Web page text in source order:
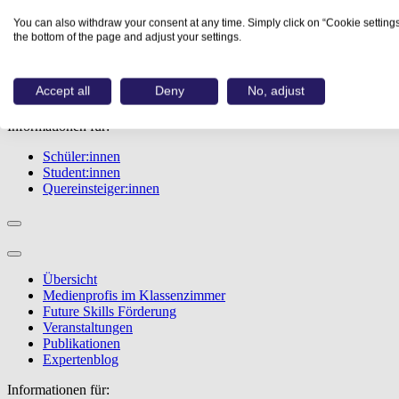
Übersicht
Berufe
Studiengänge
Berufstest
Bewerbungstipps
Informationen für:
Schüler:innen
Student:innen
Quereinsteiger:innen
Übersicht
Medienprofis im Klassenzimmer
Future Skills Förderung
Veranstaltungen
Publikationen
Expertenblog
Informationen für:
You can also withdraw your consent at any time. Simply click on “Cookie
the bottom of the page and adjust your settings.
Accept all Deny No, adjust